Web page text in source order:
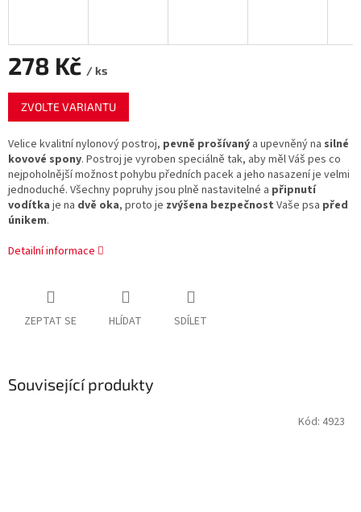
278 Kč / ks
Měrná
cena:
ZVOLTE VARIANTU
Velice kvalitní nylonový postroj, pevně prošívaný a upevněný na silné
kovové spony. Postroj je vyroben speciálně tak, aby měl Váš pes co
nejpoholnější možnost pohybu předních pacek a jeho nasazení je velmi
jednoduché. Všechny popruhy jsou plně nastavitelné a připnutí
vodítka je na dvě oka, proto je zvýšena bezpečnost Vaše psa před
únikem.
Detailní informace
ZEPTAT SE HLÍDAT SDÍLET
Související produkty
Kód: 4923